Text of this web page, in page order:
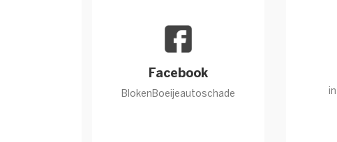
Facebook
BlokenBoeijeautoschade